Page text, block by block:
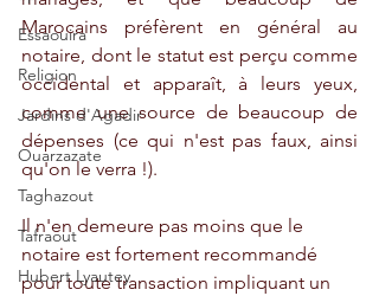
Essaouira
Religion
Jardins d'Agadir
Ouarzazate
Taghazout
Tafraout
Hubert Lyautey
Marocains préfèrent en général au
notaire, dont le statut est perçu comme
occidental et apparaît, à leurs yeux,
comme une source de beaucoup de
dépenses (ce qui n'est pas faux, ainsi
qu'on le verra !).
Il n'en demeure pas moins que le
notaire est fortement recommandé
pour toute transaction impliquant un